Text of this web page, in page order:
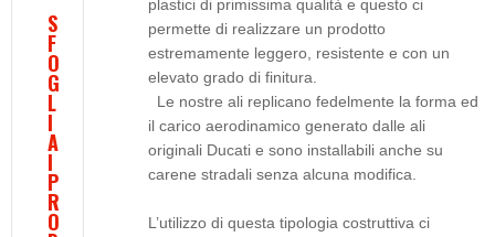
plastici di primissima qualità e questo ci
permette di realizzare un prodotto
estremamente leggero, resistente e con un
elevato grado di finitura.
Le nostre ali replicano fedelmente la forma ed
il carico aerodinamico generato dalle ali
originali Ducati e sono installabili anche su
carene stradali senza alcuna modifica.
L’utilizzo di questa tipologia costruttiva ci
S
F
O
G
L
I
A
I
P
R
O